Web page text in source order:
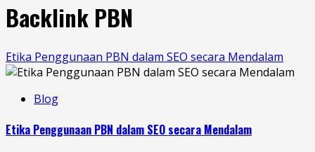
Backlink PBN
Etika Penggunaan PBN dalam SEO secara Mendalam
Blog
Etika Penggunaan PBN dalam SEO secara Mendalam